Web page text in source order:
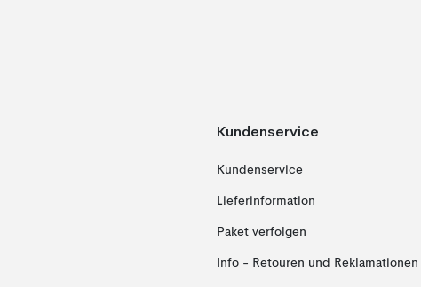
Kundenservice
Kundenservice
Lieferinformation
Paket verfolgen
Info - Retouren und Reklamationen